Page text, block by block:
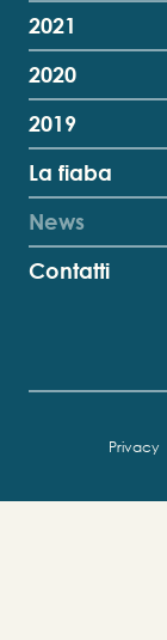
2021
2020
2019
La fiaba
News
Contatti
Privacy